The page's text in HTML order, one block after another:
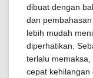
dibuat dengan
dan
lebih mudah
diperhatikan.
terlalu
cepat kehilangan